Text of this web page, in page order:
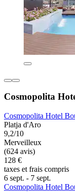
Cosmopolita
Cosmopolita Hotel
Platja d'Aro
9,2/10
Merveilleux
(624 avis)
128 €
taxes et frais compris
6 sept. - 7 sept.
Cosmopolita Hotel